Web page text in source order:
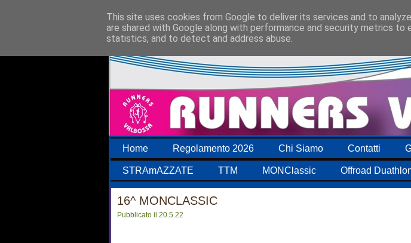
Home Regolamento 2026 Chi Siamo Contatti
STRAmAZZATE TTM MONClassic Offroad
16^ MONCLASSIC
Pubblicato il 20.5.22
This site uses cookies from Google to deliver its services and to
are shared with Google along with performance and security metrics to
statistics, and to detect and address abuse.